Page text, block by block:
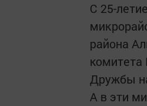
С 25-
района
комитета
Дружбы
А в эти